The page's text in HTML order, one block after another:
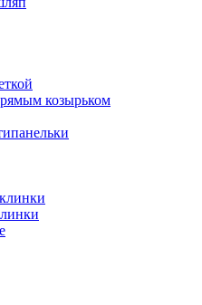
козырьком